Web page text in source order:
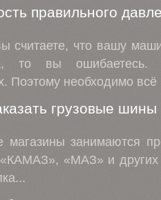
правильного
считаете, что вашу
то вы ошибаетесь.
Поэтому необходимо всё
грузовые шины
магазины занимаются
«МАЗ» и других